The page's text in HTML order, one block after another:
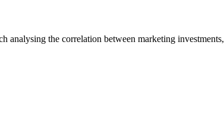
analysing the correlation between marketing investments,